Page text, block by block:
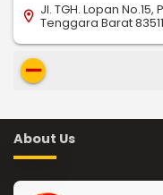
location_on Jl. TGH. Lopan
Tenggara Barat 83511
remove
About Us